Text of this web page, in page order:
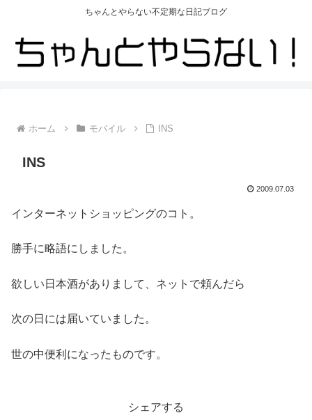
ちゃんとやらない不定期な日記ブログ
ホーム モバイル INS
INS
2009.07.03
インターネットショッピングのコト。
勝手に略語にしました。
欲しい日本酒がありまして、ネットで頼んだら
次の日には届いていました。
世の中便利になったものです。
シェアする